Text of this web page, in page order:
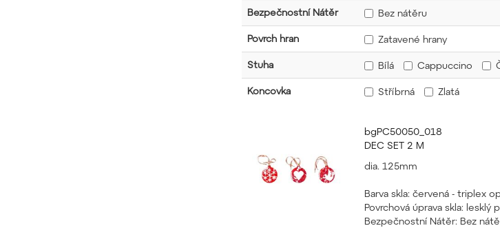
Bezpečnostní Nátěr Bez nátěru
Povrch hran Zatavené hrany
Stuha Bílá Cappuccino
Koncovka Stříbrná Zlatá
bgPC50050_018
DEC SET 2 M
dia. 125mm
Barva skla: červená - triplex
Povrchová úprava skla: lesklý
Bezpečnostní Nátěr: Bez